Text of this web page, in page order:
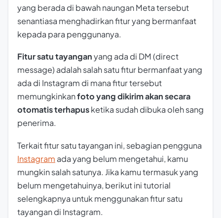
yang berada di bawah naungan Meta tersebut
senantiasa menghadirkan fitur yang bermanfaat
kepada para penggunanya.
Fitur satu tayanganyang ada di DM (direct
message) adalah salah satu fitur bermanfaat yang
ada di Instagram di mana fitur tersebut
memungkinkanfoto yang dikirim akan secara
otomatis terhapusketika sudah dibuka oleh sang
penerima.
Terkait fitur satu tayangan ini, sebagian pengguna
Instagram ada yang belum mengetahui, kamu
mungkin salah satunya. Jika kamu termasuk yang
belum mengetahuinya, berikut ini tutorial
selengkapnya untuk menggunakan fitur satu
tayangan di Instagram.